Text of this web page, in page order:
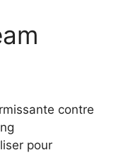
contre
pour